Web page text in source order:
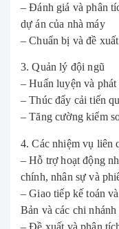
– Đánh giá và phân
dự án của nhà máy
– Chuẩn bị và đề
3. Quản lý đội ngũ
– Huấn luyện và
– Thúc đẩy cải tiến
– Tăng cường kiểm
4. Các nhiệm vụ liên
– Hỗ trợ hoạt động
chính, nhân sự và
– Giao tiếp kế toán
Bản và các chi
– Đề xuất và phân